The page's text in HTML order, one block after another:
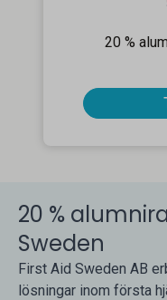
20 %
20 %
Sweden
First Aid Sweden AB
lösningar inom första